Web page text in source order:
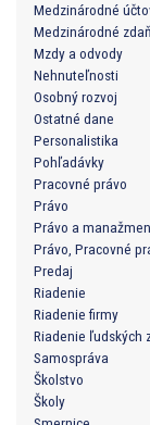
Medzinárodné
Medzinárodné
Mzdy a odvody
Nehnuteľnosti
Osobný rozvoj
Ostatné dane
Personalistika
Pohľadávky
Pracovné právo
Právo
Právo a
Právo, Pracovné
Predaj
Riadenie
Riadenie firmy
Riadenie ľudských
Samospráva
Školstvo
Školy